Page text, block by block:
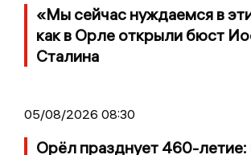
«Мы сейчас нуждаемся в
как в Орле открыли бюст
Сталина
05/08/2026 08:30
Орёл празднует 460-летие: